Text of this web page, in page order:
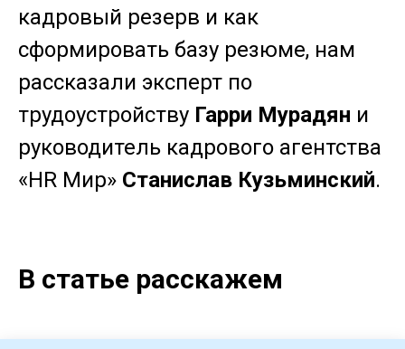
кадровый резерв и как
сформировать базу резюме, нам
рассказали эксперт по
трудоустройству Гарри Мурадян и
руководитель кадрового агентства
«HR Мир» Станислав Кузьминский.
В статье расскажем